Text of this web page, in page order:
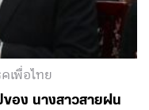
เพื่อไทย
ของ นางสาวสายฝน